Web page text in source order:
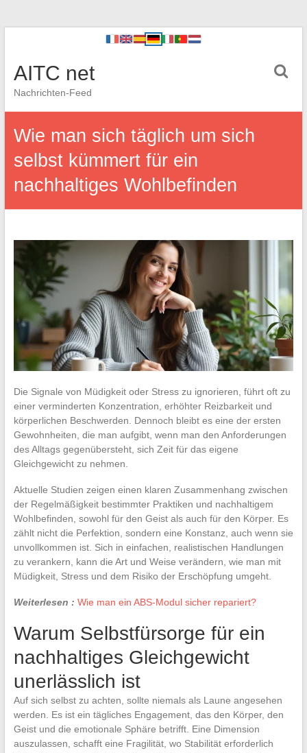
AITC net
Nachrichten-Feed
Wie man sich täglich um sich
selbst kümmert für ein
nachhaltiges Wohlbefinden
Die Signale von Müdigkeit oder Stress zu ignorieren, führt oft zu
einer verminderten Konzentration, erhöhter Reizbarkeit und
körperlichen Beschwerden. Dennoch bleibt es eine der ersten
Gewohnheiten, die man aufgibt, wenn man den Anforderungen
des Alltags gegenübersteht, sich Zeit für das eigene
Gleichgewicht zu nehmen.
Aktuelle Studien zeigen einen klaren Zusammenhang zwischen
der Regelmäßigkeit bestimmter Praktiken und nachhaltigem
Wohlbefinden, sowohl für den Geist als auch für den Körper. Es
zählt nicht die Perfektion, sondern eine Konstanz, auch wenn sie
unvollkommen ist. Sich in einfachen, realistischen Handlungen
zu verankern, kann die Art und Weise verändern, wie man mit
Müdigkeit, Stress und dem Risiko der Erschöpfung umgeht.
Weiterlesen : Wie man ein ABS-Modul sicher repariert?
Warum Selbstfürsorge für ein
nachhaltiges Gleichgewicht
unerlässlich ist
Auf sich selbst zu achten, sollte niemals als Laune angesehen
werden. Es ist ein tägliches Engagement, das den Körper, den
Geist und die emotionale Sphäre betrifft. Eine Dimension
auszulassen, schafft eine Fragilität, wo Stabilität erforderlich